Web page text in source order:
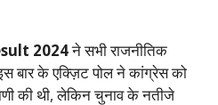
2024ने सभी राजनीतिक
बार के एक्ज़िट पोल ने कांग्रेस को
की थी, लेकिन चुनाव के नतीजे